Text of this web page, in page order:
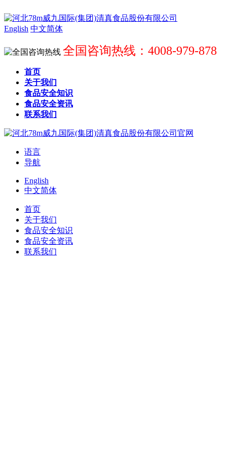
English 中文简体
全国咨询热线：4008-979-878
首页
关于我们
食品安全知识
食品安全资讯
联系我们
语言
导航
English
中文简体
首页
关于我们
食品安全知识
食品安全资讯
联系我们